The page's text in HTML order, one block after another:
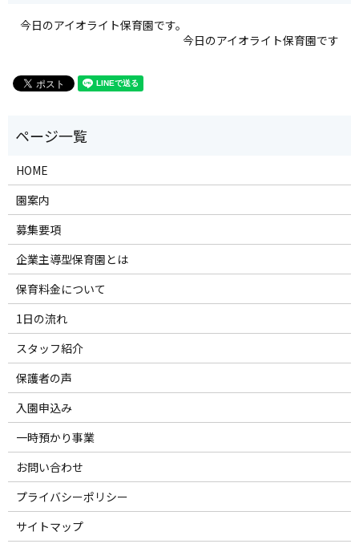
今日のアイオライト保育園です。
今日のアイオライト保育園です
HOME
園案内
募集要項
企業主導型保育園とは
保育料金について
1日の流れ
スタッフ紹介
保護者の声
入園申込み
一時預かり事業
お問い合わせ
プライバシーポリシー
サイトマップ